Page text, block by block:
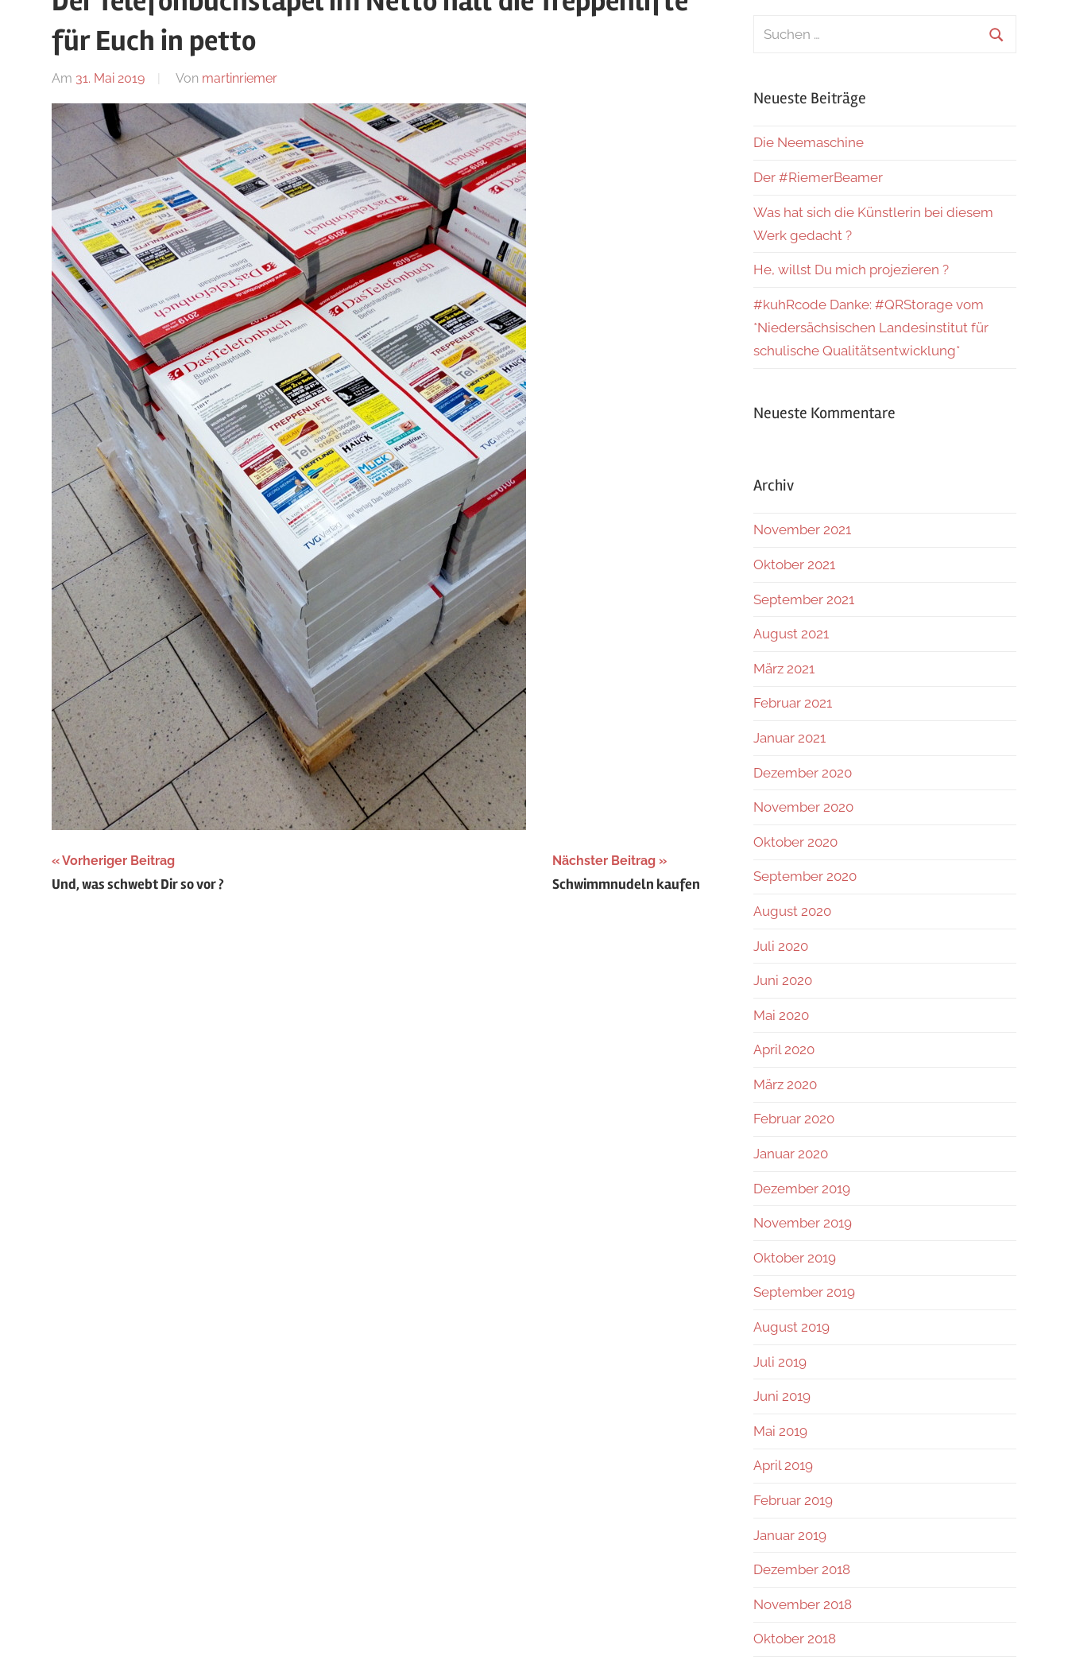
Blog
für Euch in petto
Am 31. Mai 2019 Von martinriemerIn
Uncategorized
Beitragsnavigation
Vorheriger Beitrag
Und, was schwebt Dir so vor ?
Nächster Beitrag
Schwimmnudeln kaufen
Suchen
Neueste Beiträge
Die Neemaschine
Der #RiemerBeamer
Was hat sich die Künstlerin bei diesem
Werk gedacht ?
He, willst Du mich projezieren ?
#kuhRcode Danke: #QRStorage vom
*Niedersächsischen Landesinstitut für
schulische Qualitätsentwicklung*
Neueste Kommentare
Archiv
November 2021
Oktober 2021
September 2021
August 2021
März 2021
Februar 2021
Januar 2021
Dezember 2020
November 2020
Oktober 2020
September 2020
August 2020
Juli 2020
Juni 2020
Mai 2020
April 2020
März 2020
Februar 2020
Januar 2020
Dezember 2019
November 2019
Oktober 2019
September 2019
August 2019
Juli 2019
Juni 2019
Mai 2019
April 2019
Februar 2019
Januar 2019
Dezember 2018
November 2018
Oktober 2018